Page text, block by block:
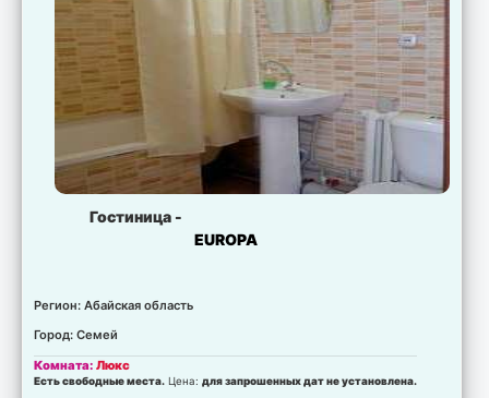
Гостиница -
EUROPA
Регион: Абайская область
Город: Семей
Комната:Люкс
Есть свободные места. Цена:для запрошенных дат не установлена.